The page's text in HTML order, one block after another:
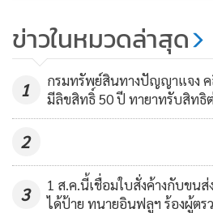
2,697
ท่องเที่ยว
ข่าวในหมวดล่าสุด
1
กรมทรัพย์สินทางปัญญาแจง
มีลิขสิทธิ์ 50 ปี ทายาทรับสิทธิ
2
3
1 ส.ค.นี้เชื่อมใบสั่งค้างกับขน
ได้ป้าย ทนายอินฟลูฯ ร้องผู้ตร